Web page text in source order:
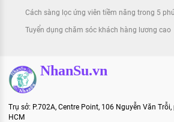
Cách sàng lọc ứng viên tiềm năng trong 5
Tuyển dụng chăm sóc khách hàng lương cao
NhanSu.vn
Trụ sở: P.702A, Centre Point, 106 Nguyễn Văn
HCM